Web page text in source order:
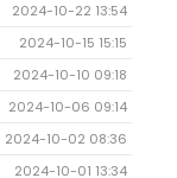
2024-10-22 13:54
2024-10-15 15:15
2024-10-10 09:18
2024-10-06 09:14
2024-10-02 08:36
2024-10-01 13:34